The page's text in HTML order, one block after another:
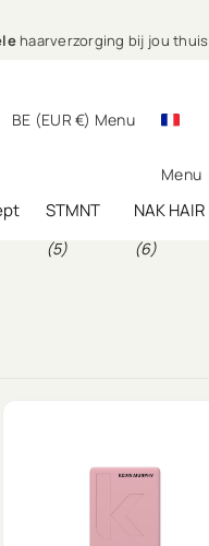
bij jou thuis
haarverzorging bij jou thuis
BE (EUR €) Menu
Menu
STMNT
(5)
NAK HAIR
(6)